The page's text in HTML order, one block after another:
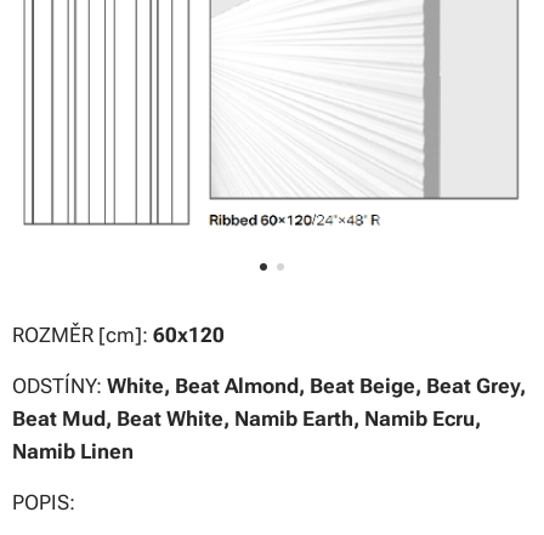
ROZMĚR [cm]: 60x120
ODSTÍNY: White, Beat Almond, Beat Beige, Beat Grey,
Beat Mud, Beat White, Namib Earth, Namib Ecru,
Namib Linen
POPIS: